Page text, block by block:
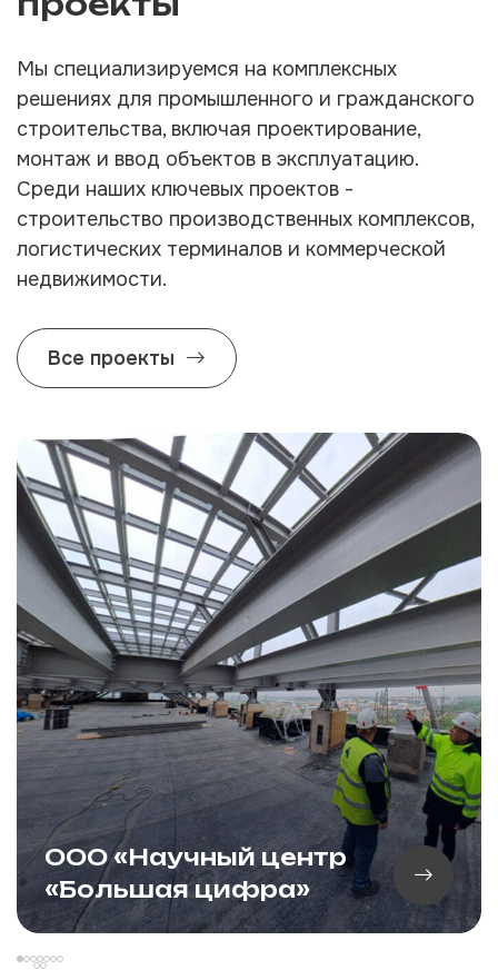
Мы специализируемся на комплексных
решениях для промышленного и гражданского
строительства, включая проектирование,
монтаж и ввод объектов в эксплуатацию.
Среди наших ключевых проектов -
строительство производственных комплексов,
логистических терминалов и коммерческой
недвижимости.
Все проекты
ООО «Научный центр
«Большая цифра»